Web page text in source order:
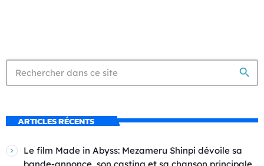
search
ARTICLES RÉCENTS
Le film Made in Abyss: Mezameru Shinpi dévoile sa
bande-annonce, son casting et sa chanson principale